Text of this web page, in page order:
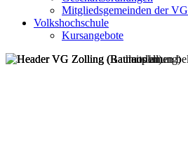
Mitgliedsgemeinden der VG
Volkshochschule
Kursangebote